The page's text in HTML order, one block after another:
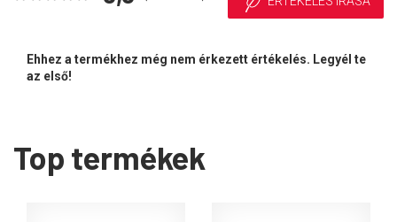
Ehhez a termékhez még nem érkezett értékelés. Legyél te
az első!
Top termékek